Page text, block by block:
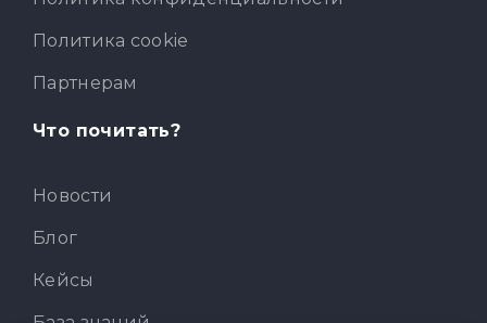
Политика cookie
Партнерам
Что почитать?
Новости
Блог
Кейсы